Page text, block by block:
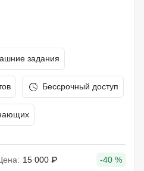
задания
Бессрочный доступ
15 000 ₽ -40 %